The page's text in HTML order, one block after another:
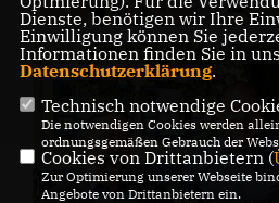
Dienste, benötigen wir Ihre
Einwilligung können Sie
Informationen finden Sie in
Datenschutzerklärung.
Technisch notwendige
Die notwendigen Cookies werden
ordnungsgemäßen Gebrauch der
Cookies von Drittanbietern (
Zur Optimierung unserer Webseite
Angebote von Drittanbietern ein.